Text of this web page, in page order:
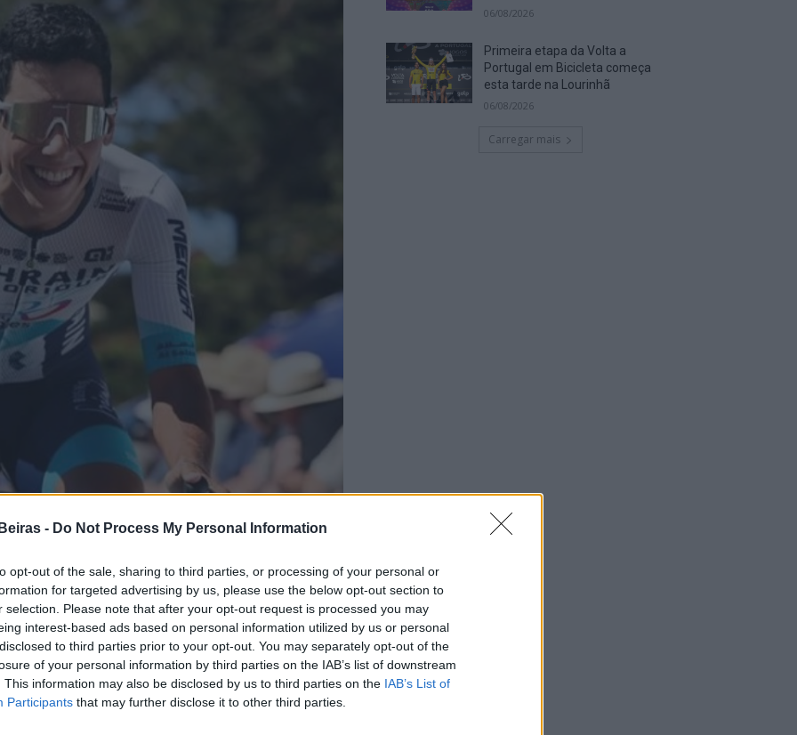
- Do Not Process My Personal Information
opt-out of the sale, sharing to third parties, or processing of your personal or
for targeted advertising by us, please use the below opt-out section to
selection. Please note that after your opt-out request is processed you may
interest-based ads based on personal information utilized by us or personal
to third parties prior to your opt-out. You may separately opt-out of the
of your personal information by third parties on the IAB’s list of downstream
This information may also be disclosed by us to third parties on the IAB’s List of
Participants that may further disclose it to other third parties.
votar esta tarde uma proposta para a aquisição de
(FPC) para o concelho receber a Volta a Portugal
como o Campeonato Nacional de Ciclismo de
e 28 deste mês. Esta prova deverá contar com a
06/08/2026
Primeira etapa da Volta a
Portugal em Bicicleta começa
esta tarde na Lourinhã
06/08/2026
Carregar mais